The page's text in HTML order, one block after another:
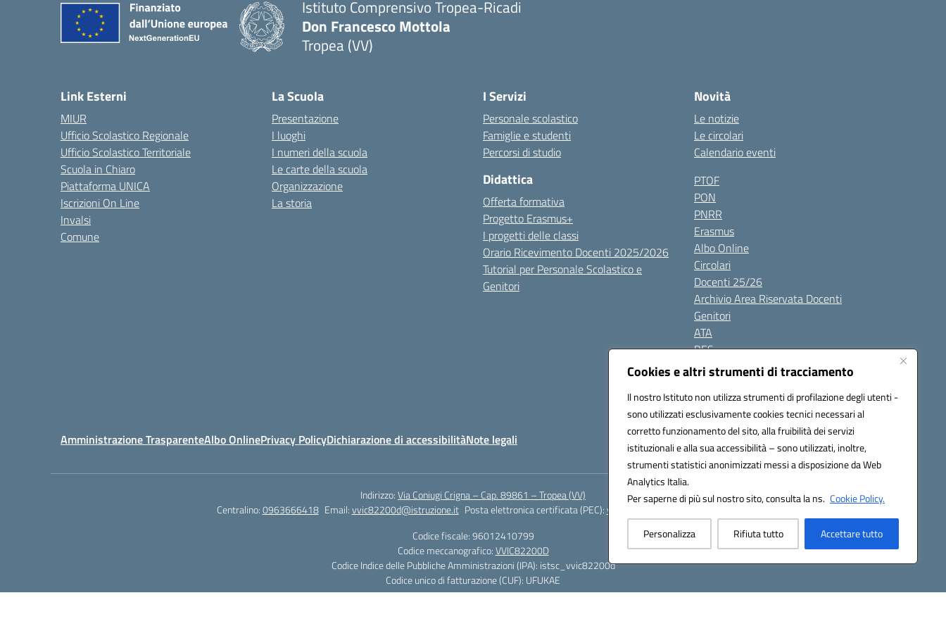
Cookies e altri strumenti di tracciamento
Il nostro Istituto non utilizza strumenti di profilazione degli utenti -
sono utilizzati esclusivamente cookies tecnici necessari al
corretto funzionamento del sito, alla fruibilità dei servizi
istituzionali e alla sua accessibilità – sono utilizzati, inoltre,
strumenti statistici anonimizzati messi a disposizione da Web
Analytics Italia.
Per saperne di più sul nostro sito, consulta la ns. Cookie Policy.
Personalizza Rifiuta tutto Accettare tutto
Istituto Comprensivo Tropea-Ricadi
Don Francesco Mottola
Tropea (VV)
Link Esterni
MIUR
Ufficio Scolastico Regionale
Ufficio Scolastico Territoriale
Scuola in Chiaro
Piattaforma UNICA
Iscrizioni On Line
Invalsi
Comune
La Scuola
Presentazione
I luoghi
I numeri della scuola
Le carte della scuola
Organizzazione
La storia
I Servizi
Personale scolastico
Famiglie e studenti
Percorsi di studio
Didattica
Offerta formativa
Progetto Erasmus+
I progetti delle classi
Orario Ricevimento Docenti 2025/2026
Tutorial per Personale Scolastico e
Genitori
Novità
Le notizie
Le circolari
Calendario eventi
PTOF
PON
PNRR
Erasmus
Albo Online
Circolari
Docenti 25/26
Archivio Area Riservata Docenti
Genitori
ATA
BES
Modulistica
Gallery
Amministrazione TrasparenteAlbo OnlinePrivacy PolicyDichiarazione di accessibilitàNote legali
Indirizzo:Via Coniugi Crigna – Cap. 89861 – Tropea (VV)
Centralino:0963666418 Email:vvic82200d@istruzione.it Posta elettronica certificata (PEC):vvic82200d@pec.istruzione.it
Codice fiscale: 96012410799
Codice meccanografico:VVIC82200D
Codice Indice delle Pubbliche Amministrazioni (IPA): istsc_vvic82200d
Codice unico di fatturazione (CUF): UFUKAE